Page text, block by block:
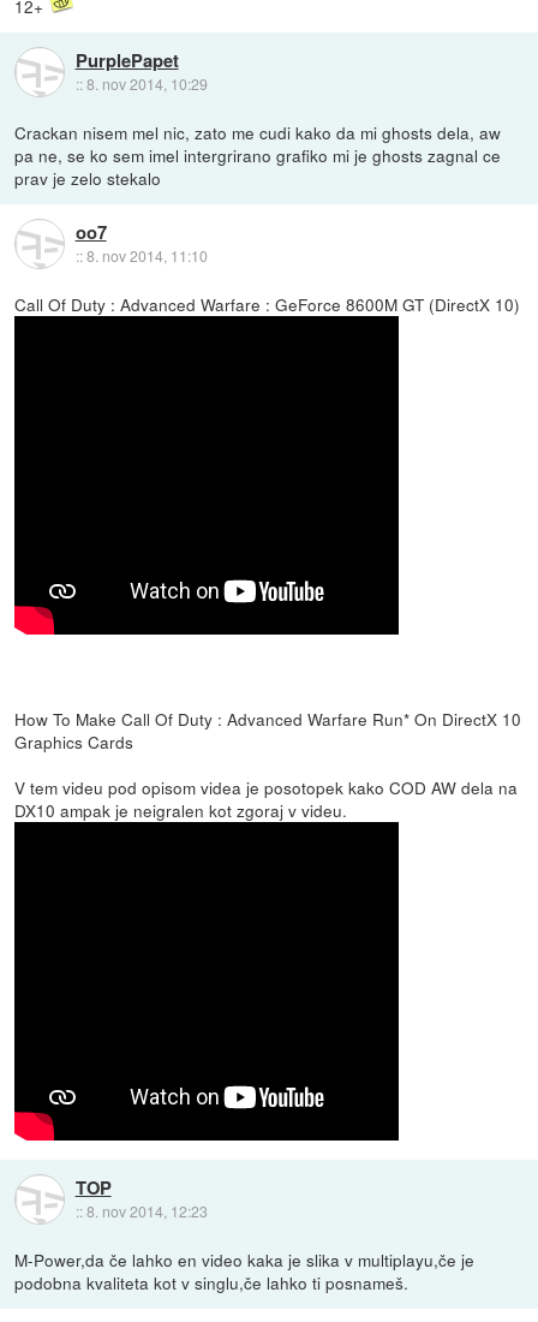
12+
PurplePapet
::8. nov 2014, 10:29
Crackan nisem mel nic, zato me cudi kako da mi ghosts dela, aw
pa ne, se ko sem imel intergrirano grafiko mi je ghosts zagnal ce
prav je zelo stekalo
oo7
::8. nov 2014, 11:10
Call Of Duty : Advanced Warfare : GeForce 8600M GT (DirectX 10)
How To Make Call Of Duty : Advanced Warfare Run* On DirectX 10
Graphics Cards
V tem videu pod opisom videa je posotopek kako COD AW dela na
DX10 ampak je neigralen kot zgoraj v videu.
TOP
::8. nov 2014, 12:23
M-Power,da če lahko en video kaka je slika v multiplayu,če je
podobna kvaliteta kot v singlu,če lahko ti posnameš.